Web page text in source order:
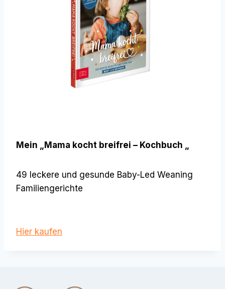
Mein „Mama kocht breifrei – Kochbuch „
49 leckere und gesunde Baby-Led Weaning
Familiengerichte
Hier kaufen